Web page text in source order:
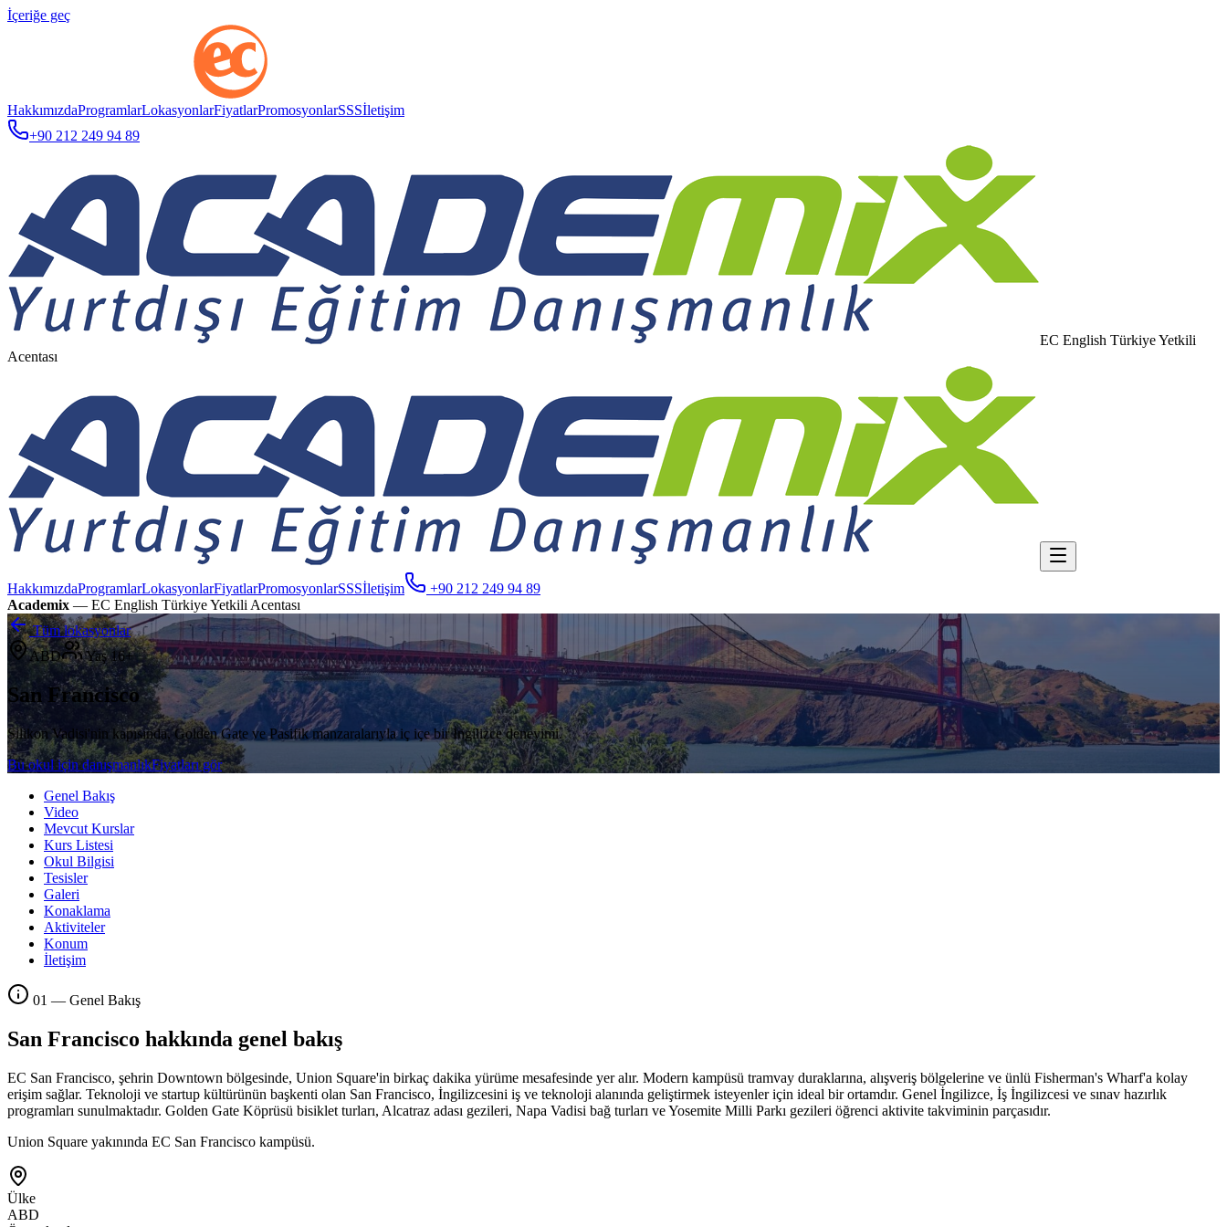
İçeriğe geç
HakkımızdaProgramlarLokasyonlarFiyatlarPromosyonlarSSSİletişim
+90 212 249 94 89
EC English Türkiye Yetkili
Acentası
HakkımızdaProgramlarLokasyonlarFiyatlarPromosyonlarSSSİletişim
+90 212 249 94 89
Academix — EC English Türkiye Yetkili Acentası
Tüm lokasyonlar
ABD
Yaş16+
San Francisco
Silikon Vadisi'nin kapısında, Golden Gate ve Pasifik manzaralarıyla iç içe bir İngilizce deneyimi.
Bu okul için danışmanlıkFiyatları gör
Genel Bakış
Video
Mevcut Kurslar
Kurs Listesi
Okul Bilgisi
Tesisler
Galeri
Konaklama
Aktiviteler
Konum
İletişim
01 — Genel Bakış
San Francisco hakkında genel bakış
EC San Francisco, şehrin Downtown bölgesinde, Union Square'in birkaç dakika yürüme mesafesinde yer alır. Modern kampüsü tramvay duraklarına, alışveriş bölgelerine ve ünlü Fisherman's Wharf'a kolay
erişim sağlar. Teknoloji ve startup kültürünün başkenti olan San Francisco, İngilizcesini iş ve teknoloji alanında geliştirmek isteyenler için ideal bir ortamdır. Genel İngilizce, İş İngilizcesi ve sınav hazırlık
programları sunulmaktadır. Golden Gate Köprüsü bisiklet turları, Alcatraz adası gezileri, Napa Vadisi bağ turları ve Yosemite Milli Parkı gezileri öğrenci aktivite takviminin parçasıdır.
Union Square yakınında EC San Francisco kampüsü.
Ülke
ABD